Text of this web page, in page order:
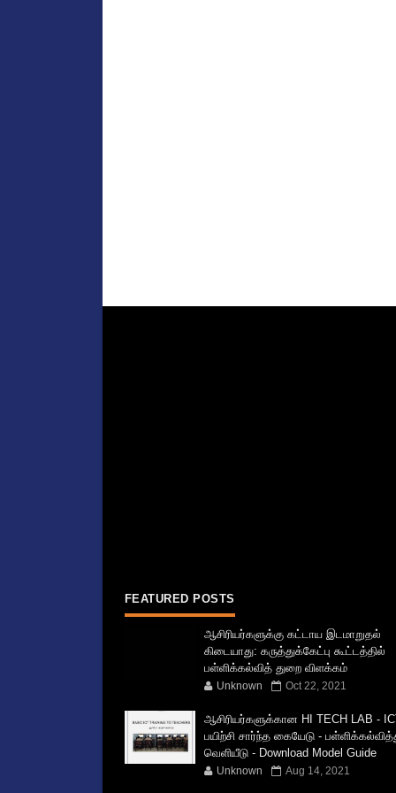
FEATURED POSTS
ஆசிரியர்களுக்கு கட்டாய இடமாறுதல்
கிடையாது: கருத்துக்கேட்பு கூட்டத்தில்
பள்ளிக்கல்வித் துறை விளக்கம்
Unknown Oct 22, 2021
ஆசிரியர்களுக்கான HI TECH LAB -
பயிற்சி சார்ந்த கையேடு -
வெளியீடு - Download Model Guide
Unknown Aug 14, 2021